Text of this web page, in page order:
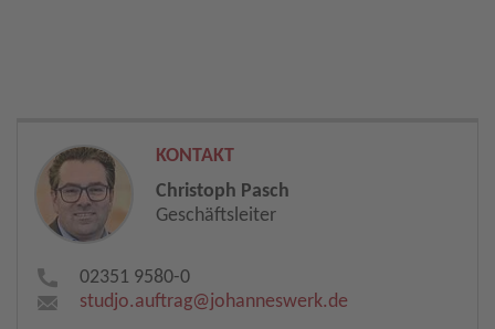
KONTAKT
Christoph Pasch
Geschäftsleiter
02351 9580-0
studjo.auftrag​@johanneswerk.de